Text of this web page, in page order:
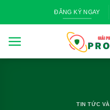
ĐĂNG KÝ NGAY
TIN TỨC